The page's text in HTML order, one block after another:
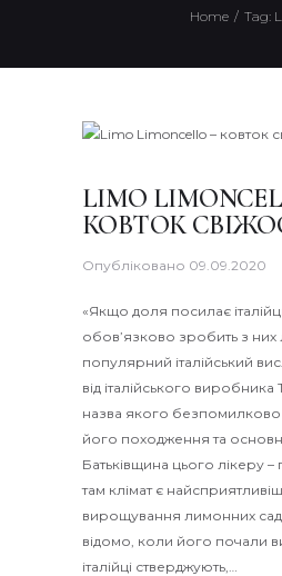
Home Tag:
LIMO
КОВТОК
Опубліковано 09.09.2020
«Якщо доля посилає
обов’язково зробить з них
популярний італійський
від італійського виробника
назва якого безпомилково
його походження та
Батьківщина цього лікеру –
там клімат є
вирощування лимонних
відомо, коли його почали
італійці стверджують,…